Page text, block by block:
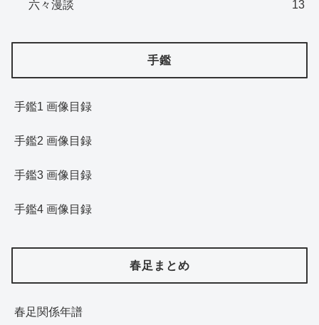
六々漫談 13
手鑑
手鑑1 画像目録
手鑑2 画像目録
手鑑3 画像目録
手鑑4 画像目録
春足まとめ
春足関係年譜